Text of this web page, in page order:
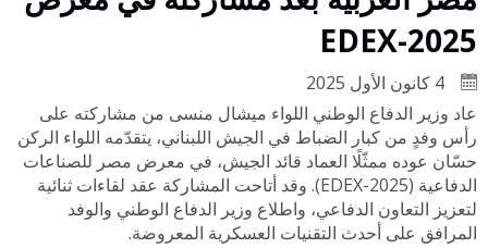
EDEX-2025
عاد وزير الدفاع الوطني اللواء ميشال منسى من مشاركته على
رأس وفدٍ من كبار الضباط في الجيش اللبناني، يتقدّمه اللواء الركن
حسّان عوده ممثّلًا العماد قائد الجيش، في معرض مصر للصناعات
الدفاعية (EDEX-2025). وقد أتاحت المشاركة عقد لقاءات ثنائية
لتعزيز التعاون الدفاعي، واطلاع وزير الدفاع الوطني والوفد
المرافق على أحدث التقنيات العسكرية المعروضة.